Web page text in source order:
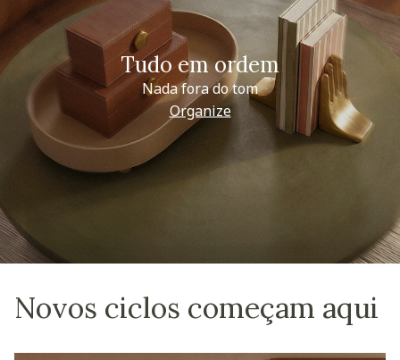
Tudo em ordem
Nada fora do tom
Organize
Novos ciclos começam aqui